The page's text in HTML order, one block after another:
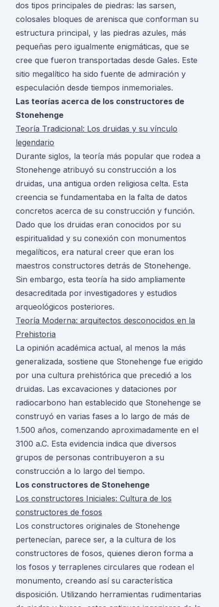
dos tipos principales de piedras: las sarsen,
colosales bloques de arenisca que conforman su
estructura principal, y las piedras azules, más
pequeñas pero igualmente enigmáticas, que se
cree que fueron transportadas desde Gales. Este
sitio megalítico ha sido fuente de admiración y
especulación desde tiempos inmemoriales.
Las teorías acerca de los constructores de
Stonehenge
Teoría Tradicional: Los druidas y su vínculo
legendario
Durante siglos, la teoría más popular que rodea a
Stonehenge atribuyó su construcción a los
druidas, una antigua orden religiosa celta. Esta
creencia se fundamentaba en la falta de datos
concretos acerca de su construcción y función.
Dado que los druidas eran conocidos por su
espiritualidad y su conexión con monumentos
megalíticos, era natural creer que eran los
maestros constructores detrás de Stonehenge.
Sin embargo, esta teoría ha sido ampliamente
desacreditada por investigadores y estudios
arqueológicos posteriores.
Teoría Moderna: arquitectos desconocidos en la
Prehistoria
La opinión académica actual, al menos la más
generalizada, sostiene que Stonehenge fue erigido
por una cultura prehistórica que precedió a los
druidas. Las excavaciones y dataciones por
radiocarbono han establecido que Stonehenge se
construyó en varias fases a lo largo de más de
1.500 años, comenzando aproximadamente en el
3100 a.C. Esta evidencia indica que diversos
grupos de personas contribuyeron a su
construcción a lo largo del tiempo.
Los constructores de Stonehenge
Los constructores Iniciales: Cultura de los
constructores de fosos
Los constructores originales de Stonehenge
pertenecían, parece ser, a la cultura de los
constructores de fosos, quienes dieron forma a
los fosos y terraplenes circulares que rodean el
monumento, creando así su característica
disposición. Utilizando herramientas rudimentarias